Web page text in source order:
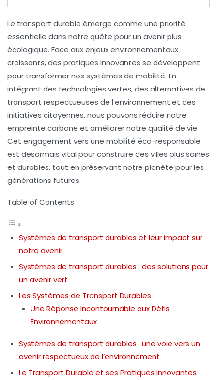
Le transport durable émerge comme une priorité
essentielle dans notre quête pour un avenir plus
écologique. Face aux enjeux environnementaux
croissants, des pratiques innovantes se développent
pour transformer nos systèmes de mobilité. En
intégrant des technologies vertes, des alternatives de
transport respectueuses de l’environnement et des
initiatives citoyennes, nous pouvons réduire notre
empreinte carbone et améliorer notre qualité de vie.
Cet engagement vers une mobilité éco-responsable
est désormais vital pour construire des villes plus saines
et durables, tout en préservant notre planète pour les
générations futures.
Table of Contents
Systèmes de transport durables et leur impact sur
notre avenir
Systèmes de transport durables : des solutions pour
un avenir vert
Les Systèmes de Transport Durables
Une Réponse Incontournable aux Défis
Environnementaux
Systèmes de transport durables : une voie vers un
avenir respectueux de l’environnement
Le Transport Durable et ses Pratiques Innovantes